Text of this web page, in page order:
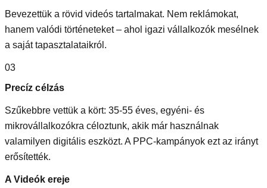
Bevezettük a rövid videós tartalmakat. Nem reklámokat,
hanem valódi történeteket – ahol igazi vállalkozók mesélnek
a saját tapasztalataikról.
03
Precíz célzás
Szűkebbre vettük a kört: 35-55 éves, egyéni- és
mikrovállalkozókra céloztunk, akik már használnak
valamilyen digitális eszközt. A PPC-kampányok ezt az irányt
erősítették.
A Videók ereje